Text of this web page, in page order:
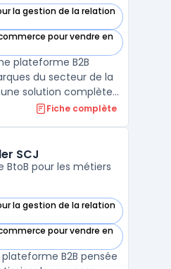
la gestion de la relation
cette catégorie
pour vendre en
cette catégorie
plateforme B2B
du secteur de la
solution complète
l’activité
de simplifier les
de saison et de réa ...
Fiche complète
SCJ
BtoB pour les métiers
la gestion de la relation
dans cette catégorie
pour vendre en
dans cette catégorie
B2B pensée